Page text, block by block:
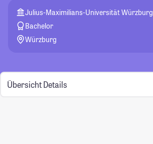
Julius-Maximilians-Universität Würzburg
Bachelor
Würzburg
Übersicht Details